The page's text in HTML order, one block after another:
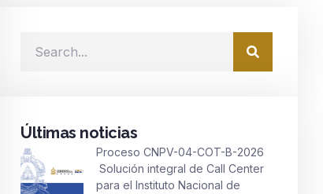
Últimas noticias
Proceso CNPV-04-COT-B-2026
Solución integral de Call Center
para el Instituto Nacional de